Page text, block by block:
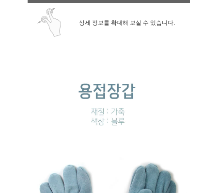
상세 정보를 확대해 보실 수 있습니다.